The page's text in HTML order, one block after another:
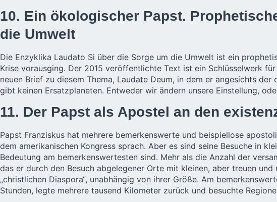
10. Ein ökologischer Papst.
die Umwelt
Die Enzyklika Laudato Si über die Sorge um die Umwelt ist ein
Krise vorausging. Der 2015 veröffentlichte Text ist ein Schlüsselwerk
neuen Brief zu diesem Thema, Laudate Deum, in dem er angesichts
gibt keinen Ersatzplaneten. Entweder wir ändern unsere Einstellung,
11. Der Papst als Apostel an den
Papst Franziskus hat mehrere bemerkenswerte und beispiellose
dem amerikanischen Kongress sprach. Aber es sind seine Besuche in
Bedeutung am bemerkenswertesten sind. Mehr als die Anzahl der
das er durch den Besuch abgelegener Orte mit kleinen, aber treuen
„christlichen Diaspora“, unabhängig von ihrer Größe. Am
Stunden, legte mehrere tausend Kilometer zurück und besuchte